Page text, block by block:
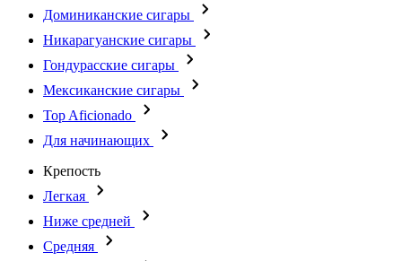
Доминиканские сигары
Никарагуанские сигары
Гондурасские сигары
Мексиканские сигары
Top Aficionado
Для начинающих
Крепость
Легкая
Ниже средней
Средняя